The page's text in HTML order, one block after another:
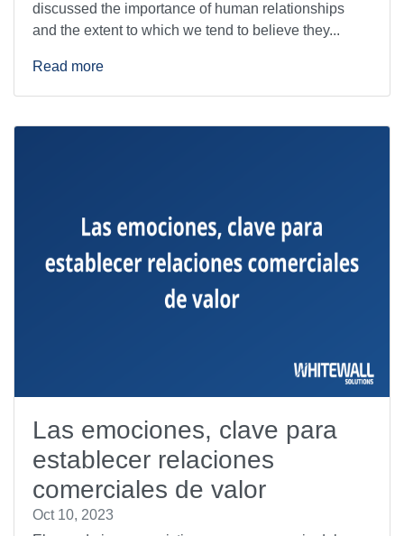
discussed the importance of human relationships
and the extent to which we tend to believe they...
Read more
Las emociones, clave para
establecer relaciones
comerciales de valor
Oct 10, 2023